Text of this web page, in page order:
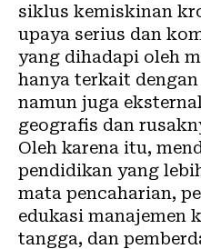
siklus kemiskinan
upaya serius dan
yang dihadapi oleh
hanya terkait
namun juga
geografis dan
Oleh karena itu,
pendidikan yang
mata pencaharian,
edukasi manajemen
tangga, dan